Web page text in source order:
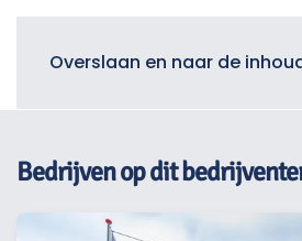
Overslaan en naar de
Bedrijven op dit